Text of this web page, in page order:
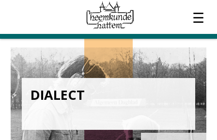
☰
OVER HEEMKUNDE
ACTUEEL
WERKGROEPEN
TIJDSCHRIFT
DIALECT